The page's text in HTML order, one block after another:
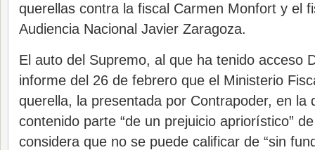
querellas contra la fiscal Carmen Monfort y el
Audiencia Nacional Javier Zaragoza.
El auto del Supremo, al que ha tenido acceso
informe del 26 de febrero que el Ministerio
querella, la presentada por Contrapoder, en la
contenido parte “de un prejuicio apriorístico”
considera que no se puede calificar de “sin